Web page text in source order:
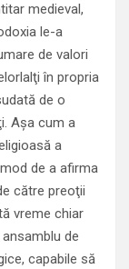
medieval,
le-a
de valori
în propria
de o
Aşa cum a
a
de a afirma
către preoţii
vreme chiar
de
capabile să